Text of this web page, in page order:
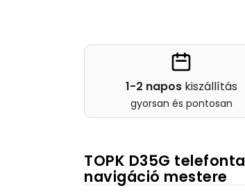
1-2 naposkiszállítás
gyorsan és pontosan
TOPK D35G
navigáció mestere